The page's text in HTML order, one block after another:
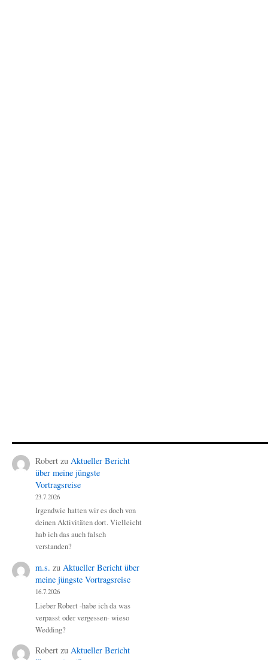
Robert zu Aktueller Bericht
über meine jüngste
Vortragsreise
23.7.2026
Irgendwie hatten wir es doch von
deinen Aktivitäten dort. Vielleicht
hab ich das auch falsch
verstanden?
m.s. zu Aktueller Bericht über
meine jüngste Vortragsreise
16.7.2026
Lieber Robert -habe ich da was
verpasst oder vergessen- wieso
Wedding?
Robert zu Aktueller Bericht